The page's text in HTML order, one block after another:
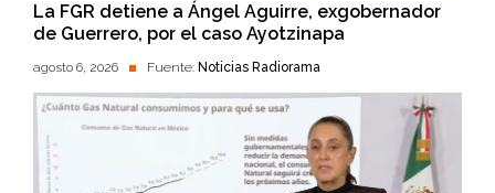
La FGR detiene a Ángel Aguirre, exgobernador
de Guerrero, por el caso Ayotzinapa
agosto 6, 2026 Fuente: Noticias Radiorama